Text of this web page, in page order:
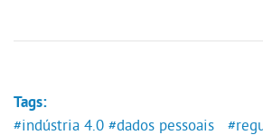
Tags:
#indústria 4.0 #dados pessoais